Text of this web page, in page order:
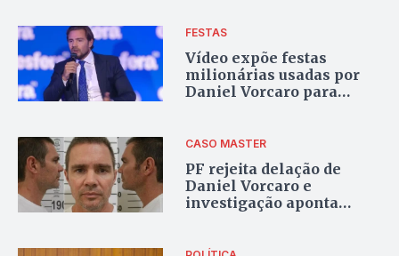
FESTAS
Vídeo expõe festas
milionárias usadas por
Daniel Vorcaro para
CASO MASTER
PF rejeita delação de
Daniel Vorcaro e
investigação aponta